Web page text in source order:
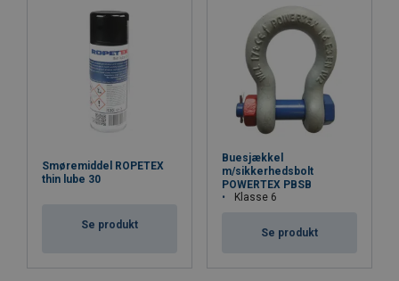
Smøremiddel ROPETEX
thin lube 30
Se produkt
Buesjækkel
m/sikkerhedsbolt
POWERTEX PBSB
Klasse 6
Se produkt